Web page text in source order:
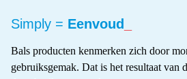
Simply = Eenvoud
Bals producten kenmerken zich door
gebruiksgemak. Dat is het resultaat van